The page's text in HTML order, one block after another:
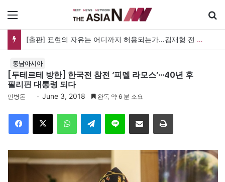
한궁 탄생 20년, 이제 AI를 쏜다…오늘 ‘한궁의 날’ 새 도약 선언
동남아시아
[두테르테 방한] 한국전 참전 ‘피델 라모스’···40년 후
필리핀 대통령 되다
민병돈 June 3, 2018 완독 약 6 분 소요
Telegram 이메일